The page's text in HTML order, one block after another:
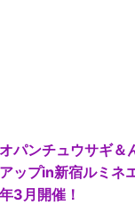
オパンチュウサギ＆
アップin新宿ルミネ
年3月開催！